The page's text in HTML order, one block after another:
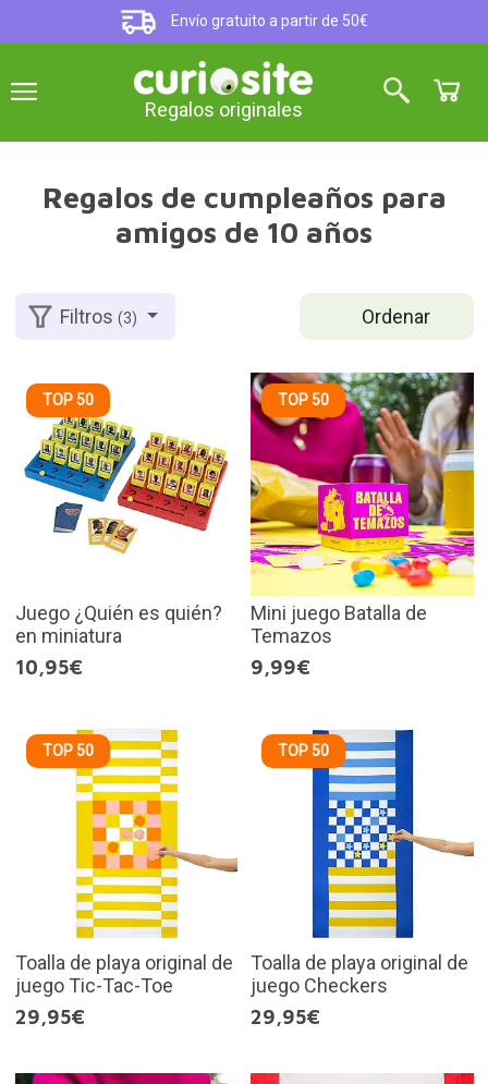
Envío gratuito a partir de 50€
Regalos originales
Regalos de cumpleaños para
amigos de 10 años
Ordenar
Filtros(3)
TOP 50
Juego ¿Quién es quién?
en miniatura
10,95€
TOP 50
Mini juego Batalla de
Temazos
9,99€
TOP 50
Toalla de playa original de
juego Tic-Tac-Toe
29,95€
TOP 50
Toalla de playa original de
juego Checkers
29,95€